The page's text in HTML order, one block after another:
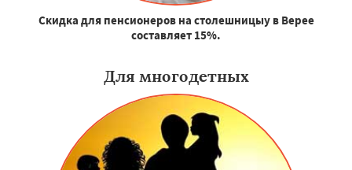
Скидка для пенсионеров на столешницыу в Верее
составляет 15%.
Для многодетных